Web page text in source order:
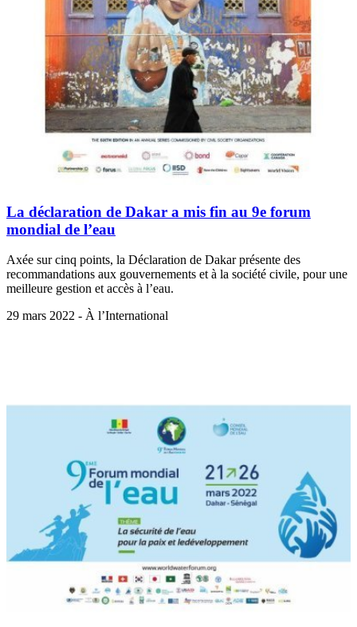
La déclaration de Dakar a mis fin au 9e forum
mondial de l’eau
Axée sur cinq points, la Déclaration de Dakar présente des
recommandations aux gouvernements et à la société civile, pour une
meilleure gestion et accès à l’eau.
29 mars 2022 - À l’International